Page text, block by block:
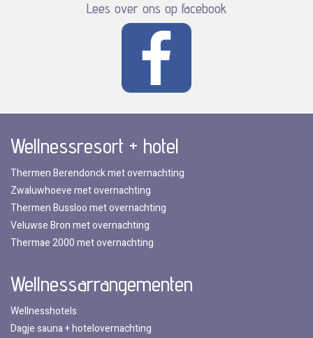
Lees over ons op facebook
Wellnessresort + hotel
Thermen Berendonck met overnachting
Zwaluwhoeve met overnachting
Thermen Bussloo met overnachting
Veluwse Bron met overnachting
Thermae 2000 met overnachting
Wellnessarrangementen
Wellnesshotels
Dagje sauna + hotelovernachting